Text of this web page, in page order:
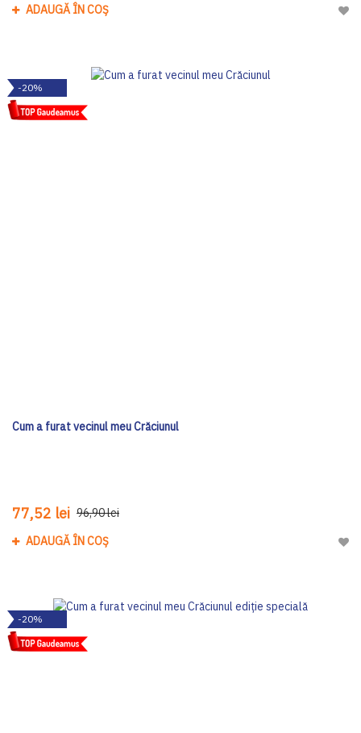
ADAUGĂ ÎN COȘ
-20%
Cum a furat vecinul meu Crăciunul
77,52 lei 96,90 lei
ADAUGĂ ÎN COȘ
-20%